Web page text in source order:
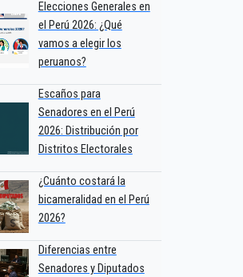
Elecciones Generales en
el Perú 2026: ¿Qué
vamos a elegir los
peruanos?
Escaños para
Senadores en el Perú
2026: Distribución por
Distritos Electorales
¿Cuánto costará la
bicameralidad en el Perú
2026?
Diferencias entre
Senadores y Diputados